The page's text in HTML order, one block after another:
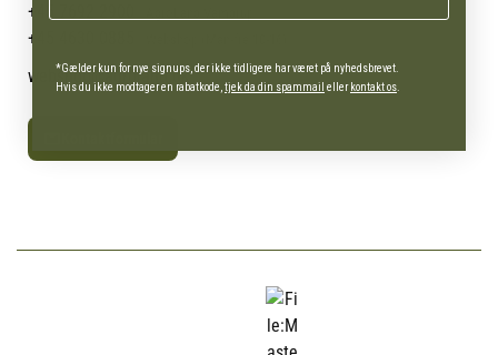
+45 7692 2900
+45 4630 0885
webshop@agroland.dk
*Gælder kun for nye signups, der ikke tidligere har været på nyhedsbrevet.
Hvis du ikke modtager en rabatkode, tjek da din spammail ellerkontakt os